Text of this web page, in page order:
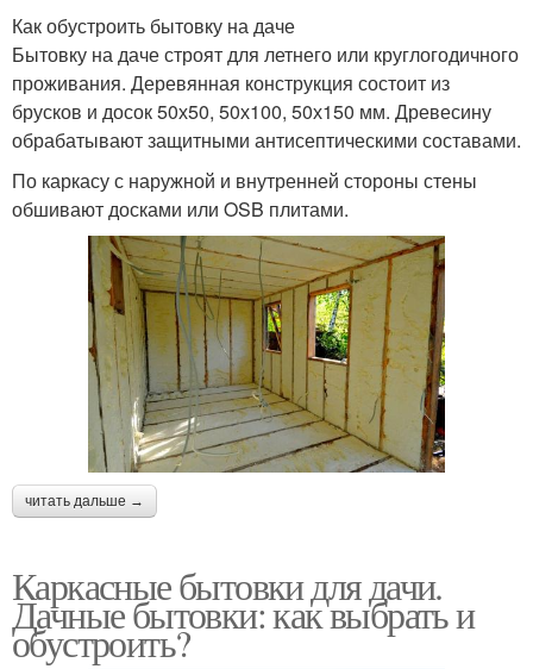
Как обустроить бытовку на даче
Бытовку на даче строят для летнего или круглогодичного
проживания. Деревянная конструкция состоит из
брусков и досок 50х50, 50х100, 50х150 мм. Древесину
обрабатывают защитными антисептическими составами.
По каркасу с наружной и внутренней стороны стены
обшивают досками или OSB плитами.
читать дальше →
Каркасные бытовки для дачи.
Дачные бытовки: как выбрать и
обустроить?